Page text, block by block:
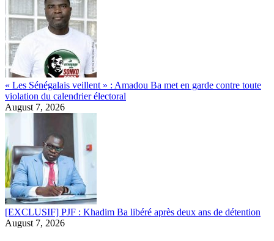
« Les Sénégalais veillent » : Amadou Ba met en garde contre toute
violation du calendrier électoral
August 7, 2026
[EXCLUSIF] PJF : Khadim Ba libéré après deux ans de détention
August 7, 2026